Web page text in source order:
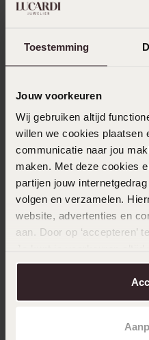
Toestemming
Jouw voorkeuren
Wij gebruiken altijd
willen we cookies plaatsen
communicatie naar jou
maken. Met deze cookies
partijen jouw
volgen en verzamelen.
website, advertenties en
aan. Door op ‘accepteren’
over in onscookiebeleid.
Ring aus Edelstahl, Kugeln
14.997 50
-50% 2 für 1
Andere